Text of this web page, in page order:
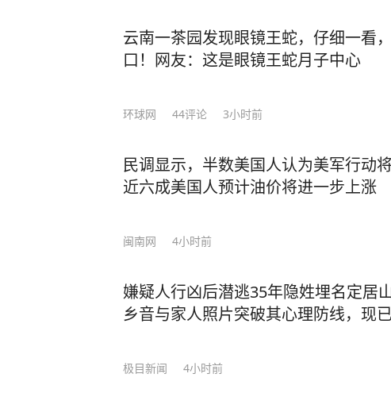
云南一茶园发现眼镜王蛇，仔细一看
口！网友：这是眼镜王蛇月子中心
环球网 44评论 3小时前
民调显示，半数美国人认为美军行动
近六成美国人预计油价将进一步上涨
闽南网 4小时前
嫌疑人行凶后潜逃35年隐姓埋名定居
乡音与家人照片突破其心理防线，现
极目新闻 4小时前